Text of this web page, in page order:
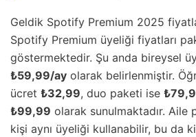
Geldik Spotify Premium 2025
Spotify Premium üyeliği fiyatları
göstermektedir. Şu anda bireysel
₺59,99/ay olarak belirlenmiştir.
ücret ₺32,99, duo paketi ise
₺99,99 olarak sunulmaktadır. Aile
kişi aynı üyeliği kullanabilir, bu da